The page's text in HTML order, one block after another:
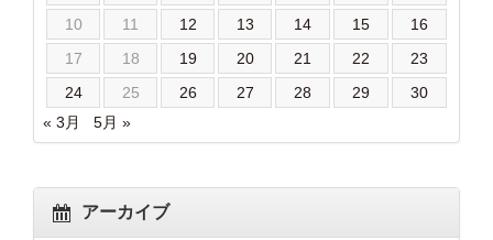
10
11 12 13 14 15
16
17
18 19 20 21 22
23
24
25 26 27 28 29
30
« 3月
5月 »
アーカイブ